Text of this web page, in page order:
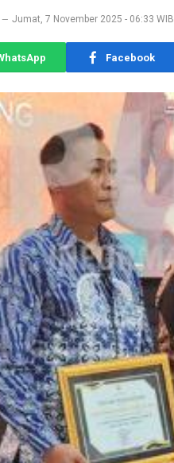
Jumat, 7 November 2025 - 06:33 WIB
Facebook